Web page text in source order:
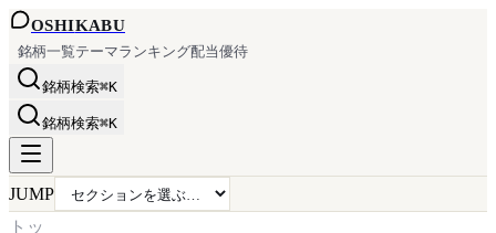
OSHIKABU
銘柄一覧テーマランキング配当優待
銘柄検索⌘K
銘柄検索⌘K
JUMP
トッ